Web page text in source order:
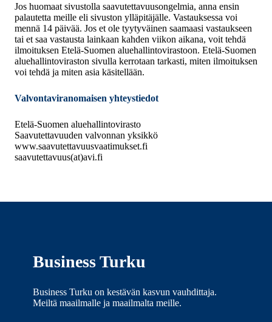
Jos huomaat sivustolla saavutettavuusongelmia, anna ensin
palautetta meille eli sivuston ylläpitäjälle. Vastauksessa voi
mennä 14 päivää. Jos et ole tyytyväinen saamaasi vastaukseen
tai et saa vastausta lainkaan kahden viikon aikana, voit tehdä
ilmoituksen Etelä-Suomen aluehallintovirastoon. Etelä-Suomen
aluehallintoviraston sivulla kerrotaan tarkasti, miten ilmoituksen
voi tehdä ja miten asia käsitellään.
Valvontaviranomaisen yhteystiedot
Etelä-Suomen aluehallintovirasto
Saavutettavuuden valvonnan yksikkö
www.saavutettavuusvaatimukset.fi
saavutettavuus(at)avi.fi
Business Turku
Business Turku on kestävän kasvun vauhdittaja.
Meiltä maailmalle ja maailmalta meille.